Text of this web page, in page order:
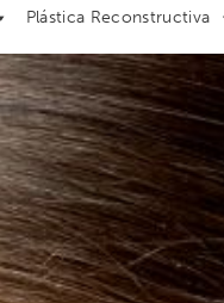
Plástica Reconstructiva